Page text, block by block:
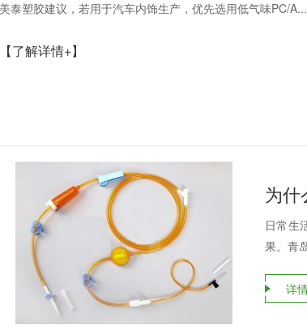
美泰塑胶建议，若用于汽车内饰生产，优先选用低气味PC/A...
【了解详情+】
为什
日常生
果。青
详